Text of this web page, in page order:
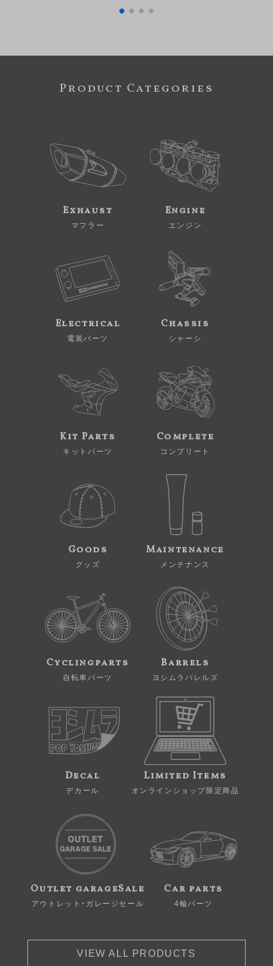
Product Categories
Exhaust
マフラー
Engine
エンジン
Electrical
電装パーツ
Chassis
シャーシ
Kit Parts
キットパーツ
Complete
コンプリート
Goods
グッズ
Maintenance
メンテナンス
Cyclingparts
自転車パーツ
Barrels
ヨシムラバレルズ
Decal
デカール
Limited Items
オンラインショップ限定商品
Outlet garageSale
アウトレット・ガレージセール
Car parts
4輪パーツ
VIEW ALL PRODUCTS